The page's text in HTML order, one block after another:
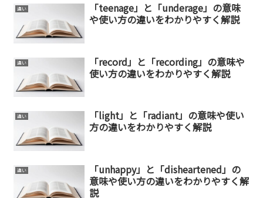
違い
「teenage」と「underage」の意味
や使い方の違いをわかりやすく解説
違い
「record」と「recording」の意味や
使い方の違いをわかりやすく解説
違い
「light」と「radiant」の意味や使い
方の違いをわかりやすく解説
違い
「unhappy」と「disheartened」の
意味や使い方の違いをわかりやすく解
説